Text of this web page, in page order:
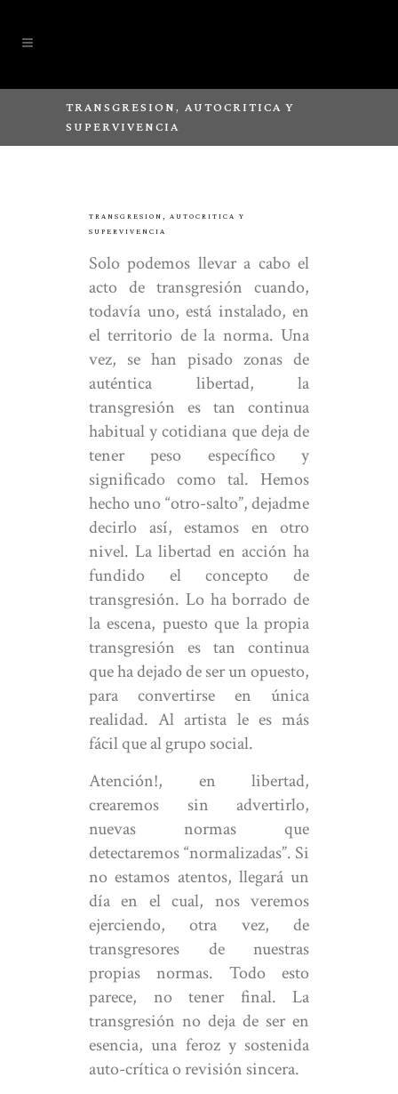
TRANSGRESION, AUTOCRITICA Y
SUPERVIVENCIA
TRANSGRESION, AUTOCRITICA Y
SUPERVIVENCIA
Solo podemos llevar a cabo el
acto de transgresión cuando,
todavía uno, está instalado, en
el territorio de la norma. Una
vez, se han pisado zonas de
auténtica libertad, la
transgresión es tan continua
habitual y cotidiana que deja de
tener peso específico y
significado como tal. Hemos
hecho uno “otro-salto”, dejadme
decirlo así, estamos en otro
nivel. La libertad en acción ha
fundido el concepto de
transgresión. Lo ha borrado de
la escena, puesto que la propia
transgresión es tan continua
que ha dejado de ser un opuesto,
para convertirse en única
realidad. Al artista le es más
fácil que al grupo social.
Atención!, en libertad,
crearemos sin advertirlo,
nuevas normas que
detectaremos “normalizadas”. Si
no estamos atentos, llegará un
día en el cual, nos veremos
ejerciendo, otra vez, de
transgresores de nuestras
propias normas. Todo esto
parece, no tener final. La
transgresión no deja de ser en
esencia, una feroz y sostenida
auto-crítica o revisión sincera.